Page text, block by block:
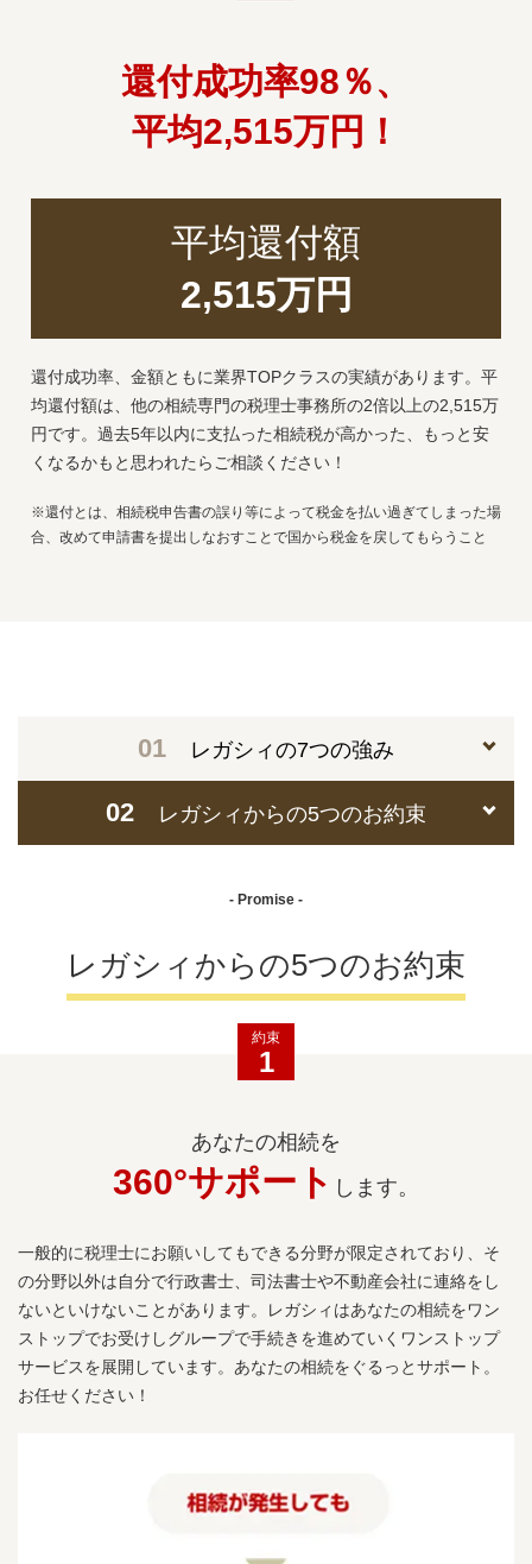
還付成功率98％、
平均2,515万円！
平均還付額
2,515万円
還付成功率、金額ともに業界TOPクラスの実績があります。平
均還付額は、他の相続専門の税理士事務所の2倍以上の2,515万
円です。過去5年以内に支払った相続税が高かった、もっと安
くなるかもと思われたらご相談ください！
※還付とは、相続税申告書の誤り等によって税金を払い過ぎてしまった場
合、改めて申請書を提出しなおすことで国から税金を戻してもらうこと
01 レガシィの7つの強み
02 レガシィからの5つのお約束
- Promise -
レガシィからの5つのお約束
約束
1
あなたの相続を
360°サポート します。
一般的に税理士にお願いしてもできる分野が限定されており、そ
の分野以外は自分で行政書士、司法書士や不動産会社に連絡をし
ないといけないことがあります。レガシィはあなたの相続をワン
ストップでお受けしグループで手続きを進めていくワンストップ
サービスを展開しています。あなたの相続をぐるっとサポート。
お任せください！